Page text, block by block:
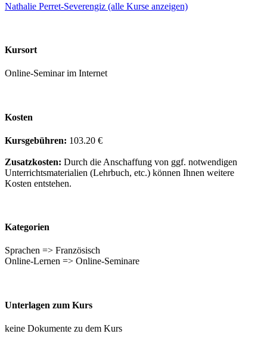
Nathalie Perret-Severengiz (alle Kurse anzeigen)
Kursort
Online-Seminar im Internet
Kosten
Kursgebühren: 103.20 €
Zusatzkosten: Durch die Anschaffung von ggf. notwendigen
Unterrichtsmaterialien (Lehrbuch, etc.) können Ihnen weitere
Kosten entstehen.
Kategorien
Sprachen => Französisch
Online-Lernen => Online-Seminare
Unterlagen zum Kurs
keine Dokumente zu dem Kurs